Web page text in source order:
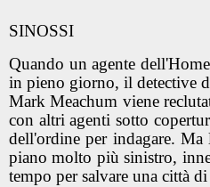
SINOSSI
Quando un agente
in pieno giorno, il detective
Mark Meachum viene
con altri agenti sotto
dell'ordine per indagare.
piano molto più sinistro,
tempo per salvare una città